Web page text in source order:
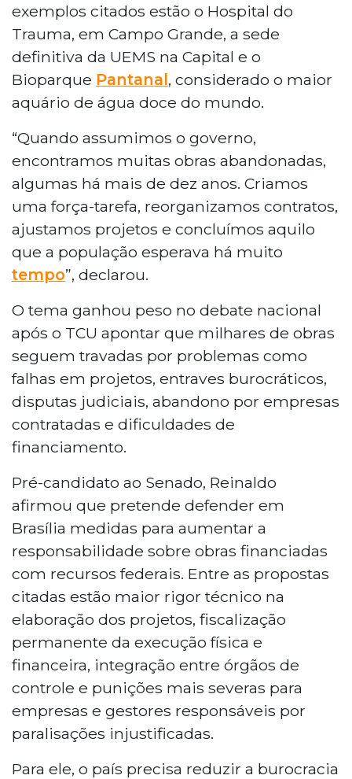
exemplos citados estão o Hospital do
Trauma, em Campo Grande, a sede
definitiva da UEMS na Capital e o
Bioparque Pantanal, considerado o maior
aquário de água doce do mundo.
“Quando assumimos o governo,
encontramos muitas obras abandonadas,
algumas há mais de dez anos. Criamos
uma força-tarefa, reorganizamos contratos,
ajustamos projetos e concluímos aquilo
que a população esperava há muito
tempo”, declarou.
O tema ganhou peso no debate nacional
após o TCU apontar que milhares de obras
seguem travadas por problemas como
falhas em projetos, entraves burocráticos,
disputas judiciais, abandono por empresas
contratadas e dificuldades de
financiamento.
Pré-candidato ao Senado, Reinaldo
afirmou que pretende defender em
Brasília medidas para aumentar a
responsabilidade sobre obras financiadas
com recursos federais. Entre as propostas
citadas estão maior rigor técnico na
elaboração dos projetos, fiscalização
permanente da execução física e
financeira, integração entre órgãos de
controle e punições mais severas para
empresas e gestores responsáveis por
paralisações injustificadas.
Para ele, o país precisa reduzir a burocracia